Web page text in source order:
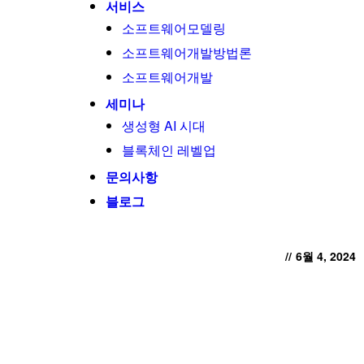
서비스
소프트웨어모델링
소프트웨어개발방법론
소프트웨어개발
세미나
생성형 AI 시대
블록체인 레벨업
문의사항
블로그
// 6월 4, 2024